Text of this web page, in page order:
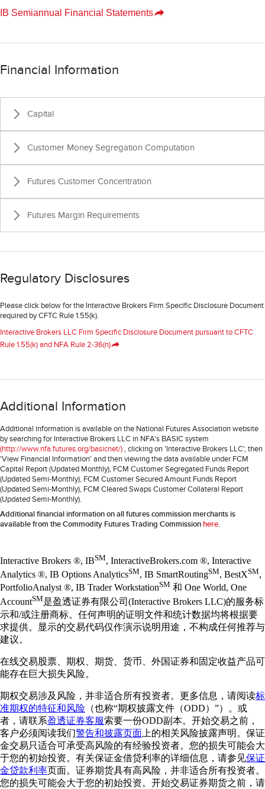
IB Semiannual Financial Statements
Financial Information
Capital
Customer Money Segregation Computation
Futures Customer Concentration
Futures Margin Requirements
Regulatory Disclosures
Please click below for the Interactive Brokers Firm Specific Disclosure Document
required by CFTC Rule 1.55(k).
Interactive Brokers LLC Firm Specific Disclosure Document pursuant to CFTC
Rule 1.55(k) and NFA Rule 2-36(n)
Additional Information
Additional information is available on the National Futures Association website
by searching for Interactive Brokers LLC in NFA's BASIC system
(http://www.nfa.futures.org/basicnet/) , clicking on 'Interactive Brokers LLC', then
'View Financial Information' and then viewing the data available under FCM
Capital Report (Updated Monthly), FCM Customer Segregated Funds Report
(Updated Semi-Monthly), FCM Customer Secured Amount Funds Report
(Updated Semi-Monthly), FCM Cleared Swaps Customer Collateral Report
(Updated Semi-Monthly).
Additional financial information on all futures commission merchants is
available from the Commodity Futures Trading Commissionhere.
Interactive Brokers ®, IBSM, InteractiveBrokers.com ®, Interactive
Analytics ®, IB Options AnalyticsSM, IB SmartRoutingSM, BestXSM,
PortfolioAnalyst ®, IB Trader WorkstationSM 和 One World, One
AccountSM是盈透证券有限公司(Interactive Brokers LLC)的服务标
示和/或注册商标。任何声明的证明文件和统计数据均将根据要
求提供。显示的交易代码仅作演示说明用途，不构成任何推荐与
建议。
在线交易股票、期权、期货、货币、外国证券和固定收益产品可
能存在巨大损失风险。
期权交易涉及风险，并非适合所有投资者。更多信息，请阅读标
准期权的特征和风险 （也称“期权披露文件（ODD）”）。或
者，请联系盈透证券客服索要一份ODD副本。开始交易之前，
客户必须阅读我们警告和披露页面 上的相关风险披露声明。保证
金交易只适合可承受高风险的有经验投资者。您的损失可能会大
于您的初始投资。有关保证金借贷利率的详细信息，请参见保证
金贷款利率页面。证券期货具有高风险，并非适合所有投资者。
您的损失可能会大于您的初始投资。开始交易证券期货之前，请